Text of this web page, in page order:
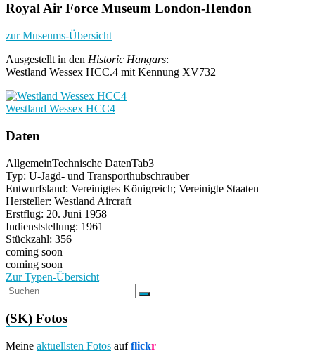
Royal Air Force Museum London-Hendon
zur Museums-Übersicht
Ausgestellt in den Historic Hangars:
Westland Wessex HCC.4 mit Kennung XV732
Westland Wessex HCC4
Daten
AllgemeinTechnische DatenTab3
Typ: U-Jagd- und Transporthubschrauber
Entwurfsland: Vereinigtes Königreich; Vereinigte Staaten
Hersteller: Westland Aircraft
Erstflug: 20. Juni 1958
Indienststellung: 1961
Stückzahl: 356
coming soon
coming soon
Zur Typen-Übersicht
(SK) Fotos
Meine aktuellsten Fotos aufflickr